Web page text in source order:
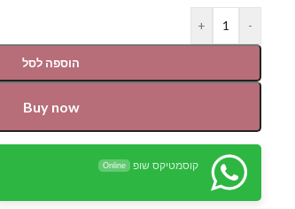
-
+
הוספה לסל
Buy now
קוסמטיקס שופ Online